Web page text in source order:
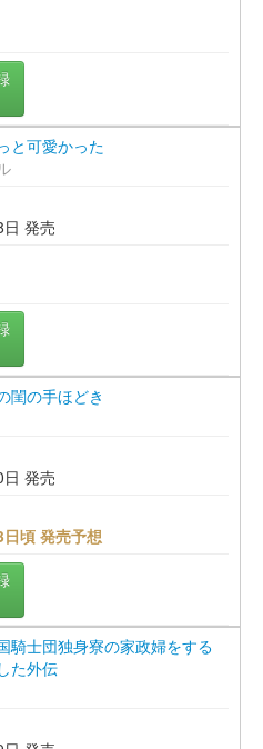
と可愛かった
発売
閨の手ほどき
発売
頃 発売予想
騎士団独身寮の家政婦をする
た外伝